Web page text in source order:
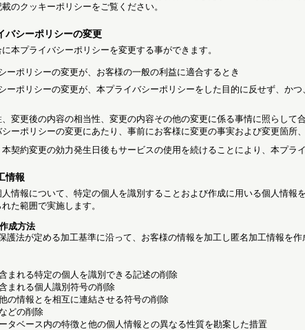
のクッキーポリシーをご覧ください。
シーポリシーの変更
本プライバシーポリシーを変更する事ができます。
ーポリシーの変更が、お客様の一般の利益に適合するとき
ーポリシーの変更が、本プライバシーポリシーをした目的に反せず、
変更後の内容の相当性、変更の内容その他の変更に係る事情に照らして
ーポリシーの変更にあたり、事前にお客様に変更の事実および変更箇所
契約変更の効力発生日後もサービスの使用を続けることにより、本プラ
情報
情報について、特定の個人を識別することおよび作成に用いる個人情
た範囲で実施します。
成方法
護法が定める加工基準に沿って、お客様の情報を加工し匿名加工情報を作
まれる特定の個人を識別できる記述の削除
まれる個人識別符号の削除
の情報とを相互に連結させる符号の削除
どの削除
タベース内の特徴と他の個人情報との異なる性質を勘案した措置